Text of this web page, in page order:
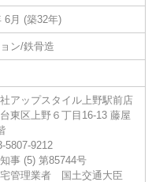
6月 (築32年)
ン/鉄骨造
アップスタイル上野駅前店
東区上野６丁目16-13 藤屋
5807-9212
事 (5) 第85744号
管理業者 国土交通大臣